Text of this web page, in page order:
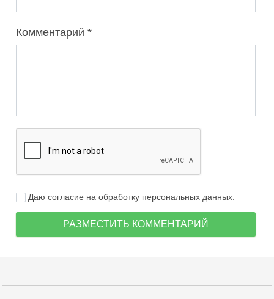
Комментарий
Даю согласие на обработку персональных данных
РАЗМЕСТИТЬ КОММЕНТАРИЙ